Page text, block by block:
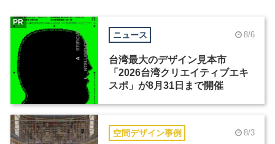
ニュース 8/6
台湾最大のデザイン見本市
「2026台湾クリエイティブエキ
スポ」が8月31日まで開催
PR
空間デザイン事例 8/3